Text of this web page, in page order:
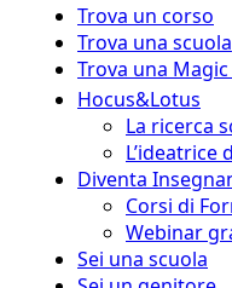
Trova un corso
Trova una scuola
Trova una
Hocus&Lotus
La ricerca
L’ideatrice
Diventa
Corsi di
Webinar
Sei una scuola